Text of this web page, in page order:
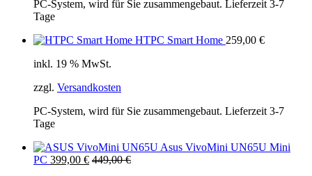
PC-System, wird für Sie zusammengebaut. Lieferzeit 3-7
Tage
HTPC Smart Home 259,00 €
inkl. 19 % MwSt.
zzgl. Versandkosten
PC-System, wird für Sie zusammengebaut. Lieferzeit 3-7
Tage
Asus VivoMini UN65U Mini
PC 399,00 € 449,00€